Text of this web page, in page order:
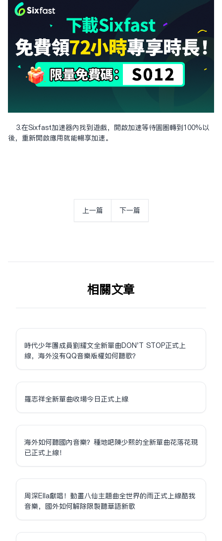
3.在Sixfast加速器內找到遊戲，開啟加速等待圓圈轉到100%以
後，重新開啟應用就能暢享加速。
上一篇 下一篇
相关文章
時代少年團成員劉耀文全新單曲DON'T STOP正式上
線，海外沒有QQ音樂版權如何聽歌？
羅志祥全新單曲收場今日正式上線
海外如何聽國內音樂？種地吧陳少熙的全新單曲花落花現
已正式上線！
周深Ella獻唱！動畫八仙主題曲全世界的雨正式上線酷我
音樂，國外如何解除限制聽華語新歌